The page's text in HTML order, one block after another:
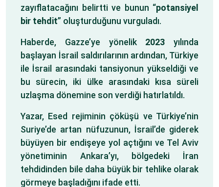
zayıflatacağını belirtti ve bunun “potansiyel
bir tehdit” oluşturduğunu vurguladı.
Haberde, Gazze’ye yönelik 2023 yılında
başlayan İsrail saldırılarının ardından, Türkiye
ile İsrail arasındaki tansiyonun yükseldiği ve
bu sürecin, iki ülke arasındaki kısa süreli
uzlaşma dönemine son verdiği hatırlatıldı.
Yazar, Esed rejiminin çöküşü ve Türkiye’nin
Suriye’de artan nüfuzunun, İsrail’de giderek
büyüyen bir endişeye yol açtığını ve Tel Aviv
yönetiminin Ankara’yı, bölgedeki İran
tehdidinden bile daha büyük bir tehlike olarak
görmeye başladığını ifade etti.